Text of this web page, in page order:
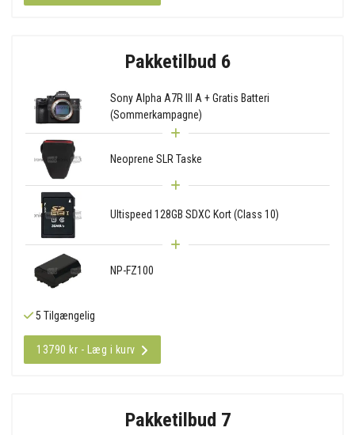
Pakketilbud 6
Sony Alpha A7R III A + Gratis Batteri
(Sommerkampagne)
Neoprene SLR Taske
Ultispeed 128GB SDXC Kort (Class 10)
NP-FZ100
5 Tilgængelig
13790 kr - Læg i kurv
Pakketilbud 7